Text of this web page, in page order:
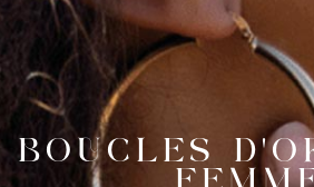
ENFANTS
PIERCINGS
BONS PLANS
BOUCLES